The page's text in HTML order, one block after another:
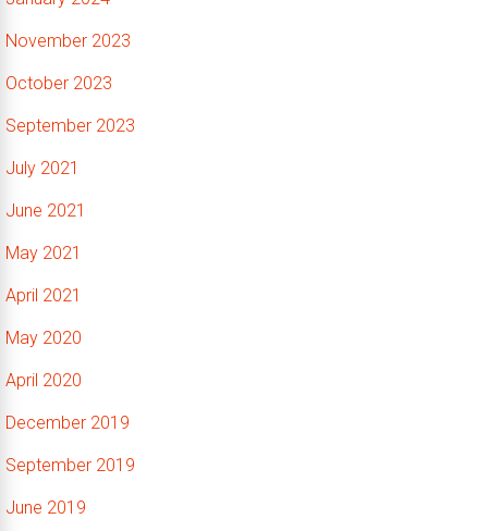
November 2023
October 2023
September 2023
July 2021
June 2021
May 2021
April 2021
May 2020
April 2020
December 2019
September 2019
June 2019